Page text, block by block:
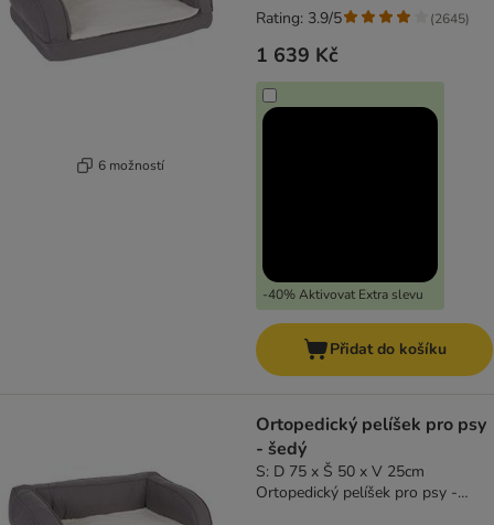
6 možností
1 639 Kč
-40% Aktivovat Extra slevu
Rating: 3.9/5 (2645)
Přidat do košíku
Ortopedický pelíšek pro psy
- šedý
S: D 75 x Š 50 x V 25cm
Ortopedický pelíšek pro psy -